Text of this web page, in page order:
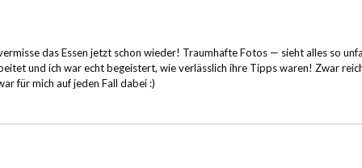
das Essen jetzt schon wieder! Traumhafte Fotos — sieht alles so
und ich war echt begeistert, wie verlässlich ihre Tipps waren! Zwar
für mich auf jeden Fall dabei :)